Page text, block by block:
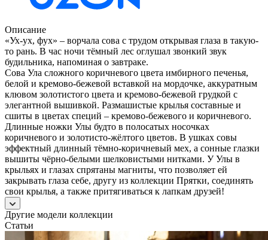
Описание
«Ух-ух, фух» – ворчала сова с трудом открывая глаза в такую-
то рань. В час ночи тёмный лес оглушал звонкий звук
будильника, напоминая о завтраке.
Сова Ула сложного коричневого цвета имбирного печенья,
белой и кремово-бежевой вставкой на мордочке, аккуратным
клювом золотистого цвета и кремово-бежевой грудкой с
элегантной вышивкой. Размашистые крылья составные и
сшиты в цветах специй – кремово-бежевого и коричневого.
Длинные ножки Улы будто в полосатых носочках
коричневого и золотисто-жёлтого цветов. В ушках совы
эффектный длинный тёмно-коричневый мех, а сонные глазки
вышиты чёрно-белыми шелковистыми нитками. У Улы в
крыльях и глазах спрятаны магниты, что позволяет ей
закрывать глаза себе, другу из коллекции Прятки, соединять
свои крылья, а также притягиваться к лапкам друзей!
Другие модели коллекции
Статьи